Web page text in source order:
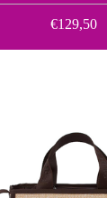
5317
€129,50